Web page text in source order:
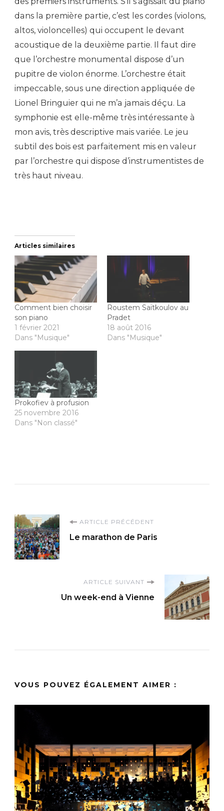
dans la première partie, c’est les cordes (violons,
altos, violoncelles) qui occupent le devant
acoustique de la deuxième partie. Il faut dire
que l’orchestre monumental dispose d’un
pupitre de violon énorme. L’orchestre était
impeccable, sous une direction appliquée de
Lionel Bringuier qui ne m’a jamais déçu. La
symphonie est elle-même très intéressante à
mon avis, très descriptive mais variée. Le jeu
subtil des bois est parfaitement mis en valeur
par l’orchestre qui dispose d’instrumentistes de
très haut niveau.
Articles similaires
Comment bien choisir
son piano
1 février 2021
Dans "Musique"
Roustem Saïtkoulov au
Pradet
18 août 2016
Dans "Musique"
Prokofiev à profusion
25 novembre 2016
Dans "Non classé"
Navigation
d'article
ARTICLE PRÉCÉDENT
Le marathon de Paris
ARTICLE SUIVANT
Un week-end à Vienne
VOUS POUVEZ ÉGALEMENT AIMER :